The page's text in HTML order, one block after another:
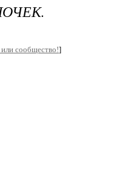
сообщество!]